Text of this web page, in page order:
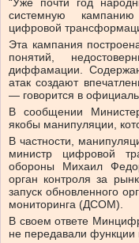
“Уже почти год
системную
цифровой
Эта кампания
понятий,
диффамации.
атак создают
— говорится в
В сообщении
якобы манипуляции,
В частности,
министр цифровой
обороны Михаил
орган контроля за
запуск обновленного
мониторинга (ДСОМ).
В своем ответе
не передавали